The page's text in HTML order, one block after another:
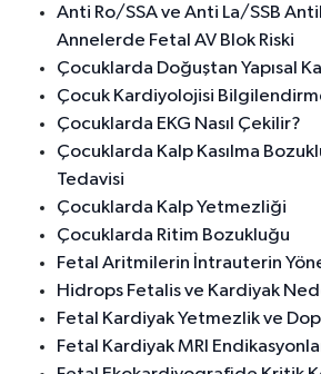
Anti Ro/SSA ve Anti La/SSB
Annelerde Fetal AV Blok Riski
Çocuklarda Doğuştan Yapısal
Çocuk Kardiyolojisi
Çocuklarda EKG Nasıl Çekilir?
Çocuklarda Kalp Kasılma
Tedavisi
Çocuklarda Kalp Yetmezliği
Çocuklarda Ritim Bozukluğu
Fetal Aritmilerin İntrauterin
Hidrops Fetalis ve Kardiyak
Fetal Kardiyak Yetmezlik ve
Fetal Kardiyak MRI